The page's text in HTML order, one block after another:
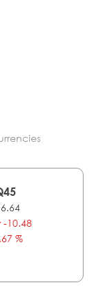
-10.48
%